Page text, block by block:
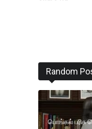
Random
பொங்கல் பரிசு